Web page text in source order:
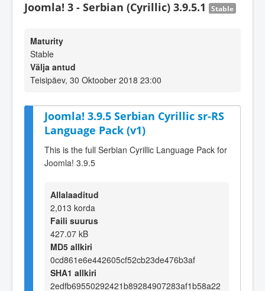
Joomla! 3 - Serbian (Cyrillic) 3.9.5.1 Stable
Maturity
Stable
Välja antud
Teisipäev, 30 Oktoober 2018 23:00
Joomla! 3.9.5 Serbian Cyrillic sr-RS
Language Pack (v1)
This is the full Serbian Cyrillic Language Pack for
Joomla! 3.9.5
Allalaaditud
2,013 korda
Faili suurus
427.07 kB
MD5 allkiri
0cd861e6e442605cf52cb23de476b3af
SHA1 allkiri
2edfb69550292421b89284907283af1b58a22